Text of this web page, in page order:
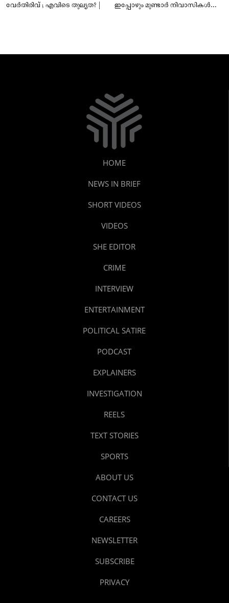
വേർതിരിവ് ; എവിടെ തുല്യത? |
ഇപ്പോഴും മുണ്ടാർ നിവാസികൾ
HOME
NEWS IN BRIEF
SHORT VIDEOS
VIDEOS
SHE EDITOR
CRIME
INTERVIEW
ENTERTAINMENT
POLITICAL SATIRE
PODCAST
EXPLAINERS
INVESTIGATION
REELS
TEXT STORIES
SPORTS
ABOUT US
CONTACT US
CAREERS
NEWSLETTER
SUBSCRIBE
PRIVACY